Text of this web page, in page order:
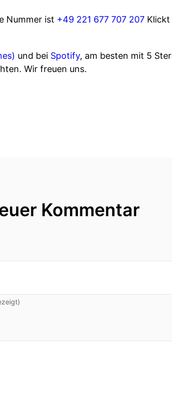
Nummer ist +49 221 677 707 207
und bei Spotify, am besten mit 5
Wir freuen uns.
Kommentar